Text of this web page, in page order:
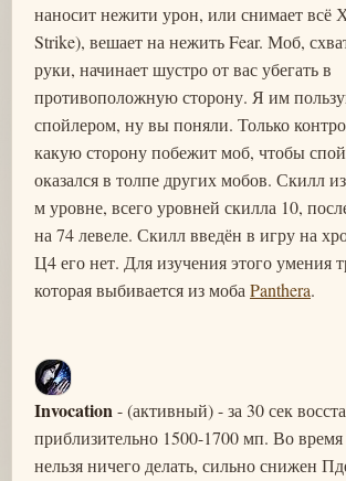
наносит нежити урон, или снимает всё
Strike), вешает на нежить Fear. Моб,
руки, начинает шустро от вас убегать в
противоположную сторону. Я им
спойлером, ну вы поняли. Только
какую сторону побежит моб, чтобы
оказался в толпе других мобов. Скилл
м уровне, всего уровней скилла 10,
на 74 левеле. Скилл введён в игру на
Ц4 его нет. Для изучения этого умения
которая выбивается из моба Panthera.
Invocation - (активный) - за 30 сек
приблизительно 1500-1700 мп. Во время
нельзя ничего делать, сильно снижен